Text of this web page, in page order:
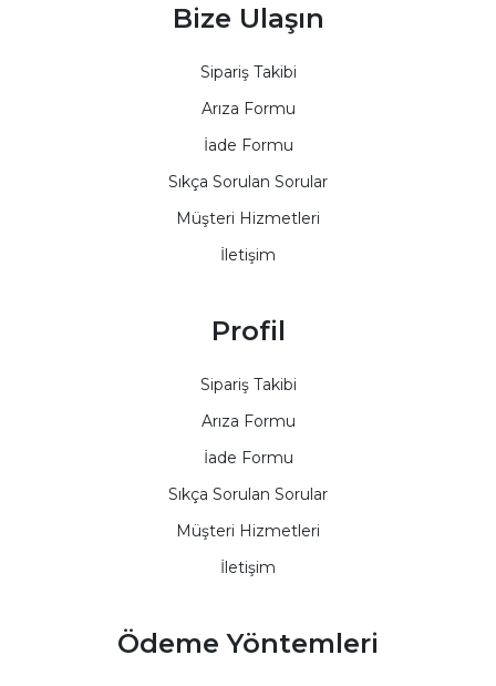
Bize Ulaşın
Sipariş Takibi
Arıza Formu
İade Formu
Sıkça Sorulan Sorular
Müşteri Hizmetleri
İletişim
Profil
Sipariş Takibi
Arıza Formu
İade Formu
Sıkça Sorulan Sorular
Müşteri Hizmetleri
İletişim
Ödeme Yöntemleri